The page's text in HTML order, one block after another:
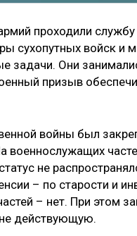
проходили
сухопутных войск и
задачи. Они
призыв
войны был
не
– по старости и
– нет. При этом
действующую.